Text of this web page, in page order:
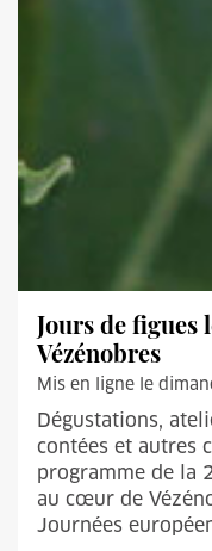
Jours de figues
Vézénobres
Mis en ligne le
Dégustations,
contées et autres
programme de la
au cœur de
Journées